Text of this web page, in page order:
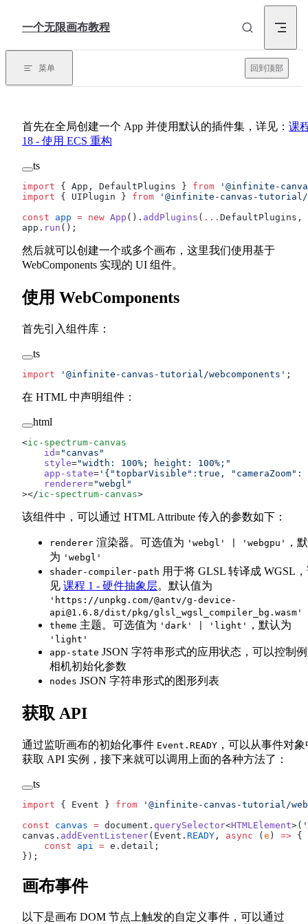
一个无限画布教程
菜单 回到顶部
首先在全局创建一个 App 并使用默认的插件集，详见： 课
18 - 使用 ECS 重构
ts
import { App, DefaultPlugins } from '@infinite-
import { UIPlugin } from '@infinite-canvas-tutorial/
const app = new App (). addPlugins ( ... DefaultPlugins,
app. run ();
然后就可以创建一个或多个画布，这里我们使用基于
WebComponents 实现的 UI 组件。
使用 WebComponents
首先引入组件库：
ts
import '@infinite-canvas-tutorial/webcomponents' ;
在 HTML 中声明组件：
html
<ic-spectrum-canvas
    id
="canvas"
    style
="width: 100%; height: 100%;"
    app-state
= '{"topbarVisible":true,
    renderer
="webgl"
></ic-spectrum-canvas>
该组件中，可以通过 HTML Attribute 传入的参数如下：
renderer 渲染器。可选值为 'webgl' | 'webgpu'
，
为 'webgl'
shader-compiler-path 用于将 GLSL 转译成 WGSL
见 课程 1 - 硬件抽象层。默认值为
'https://unpkg.com/@antv/g-device-
api@1.6.8 /dist/pkg/glsl_wgsl_compiler_bg.wasm'
theme 主题。可选值为 'dark' | 'light' ，默认为
'light'
app-state JSON 字符串形式的应用状态，可以控制
相机初始化参数
nodes JSON 字符串形式的图形列表
获取 API
通过监听画布的初始化事件 Event.READY ，可以从事件对象
获取 API 实例，接下来就可以调用上面的各种方法了：
ts
import { Event } from '@infinite-canvas-tutorial/
const canvas = document. querySelector<HTMLElement>(
canvas. addEventListener(Event. READY , async (e ) => {
    const
api = e.detail;
});
画布事件
以下是画布 DOM 节点上触发的自定义事件，可以通过